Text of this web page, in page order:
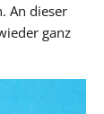
An dieser
ganz